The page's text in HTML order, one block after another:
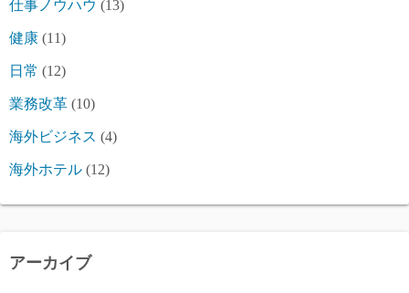
仕事ノウハウ (13)
健康 (11)
日常 (12)
業務改革 (10)
海外ビジネス (4)
海外ホテル (12)
アーカイブ